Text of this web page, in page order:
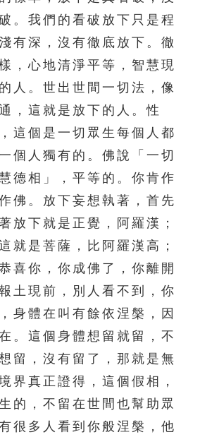
558 559 560
568 569 570
573 574 575
578 579 580
583 584 585
593 594 595
598 599 600
603 604 605
608 609 610
613 614 615
623 624 625
628 629 630
633 634 635
。我們的看破放下只是程
有深，沒有徹底放下。徹
，心地清淨平等，智慧現
人。世出世間一切法，像
，這就是放下的人。性
這個是一切眾生每個人都
個人獨有的。佛說「一切
德相」，平等的。你肯作
佛。放下妄想執著，首先
放下就是正覺，阿羅漢；
就是菩薩，比阿羅漢高；
喜你，你成佛了，你離開
土現前，別人看不到，你
身體在叫有餘依涅槃，因
。這個身體想留就留，不
留，沒有留了，那就是無
界真正證得，這個假相，
的，不留在世間也幫助眾
很多人看到你般涅槃，他